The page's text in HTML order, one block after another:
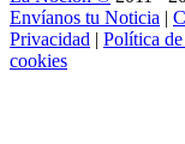
Envíanos tu Noticia |
Privacidad | Política
cookies